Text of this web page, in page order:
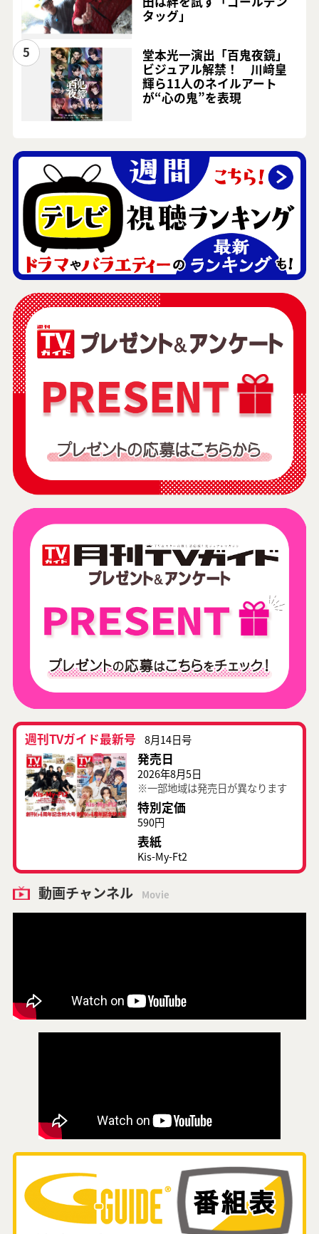
タッグ」
5
堂本光一演出「百鬼夜鏡」
ビジュアル解禁！ 川﨑皇
輝ら11人のネイルアート
が“心の鬼”を表現
週刊TVガイド最新号 8月14日号
発売日
2026年8月5日
※一部地域は発売日が異なります
特別定価
590円
表紙
Kis-My-Ft2
動画チャンネル Movie